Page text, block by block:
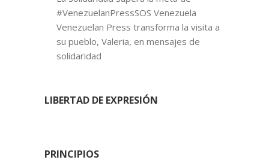
#VenezuelanPressSOS Venezuela
Venezuelan Press transforma la visita a
su pueblo, Valeria, en mensajes de
solidaridad
LIBERTAD DE EXPRESIÓN
PRINCIPIOS